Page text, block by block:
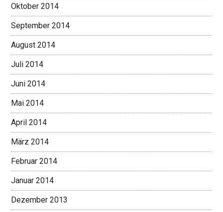
Oktober 2014
September 2014
August 2014
Juli 2014
Juni 2014
Mai 2014
April 2014
März 2014
Februar 2014
Januar 2014
Dezember 2013